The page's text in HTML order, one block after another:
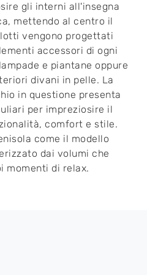
gli interni all'insegna
mettendo al centro il
vengono progettati
accessori di ogni
e piantane oppure
divani in pelle. La
in questione presenta
per impreziosire il
comfort e stile.
come il modello
dai volumi che
momenti di relax.